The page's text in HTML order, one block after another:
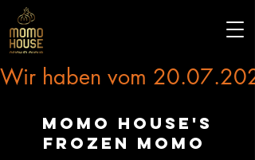
Wir haben vom
momo house's
frozen momo